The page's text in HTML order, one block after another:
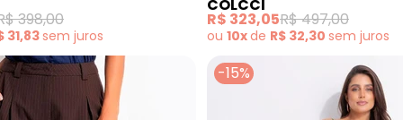
398,00
31,83sem juros
COLCCI
R$ 323,05R$ 497,00
ou 10xde R$ 32,30 sem juros
-15%